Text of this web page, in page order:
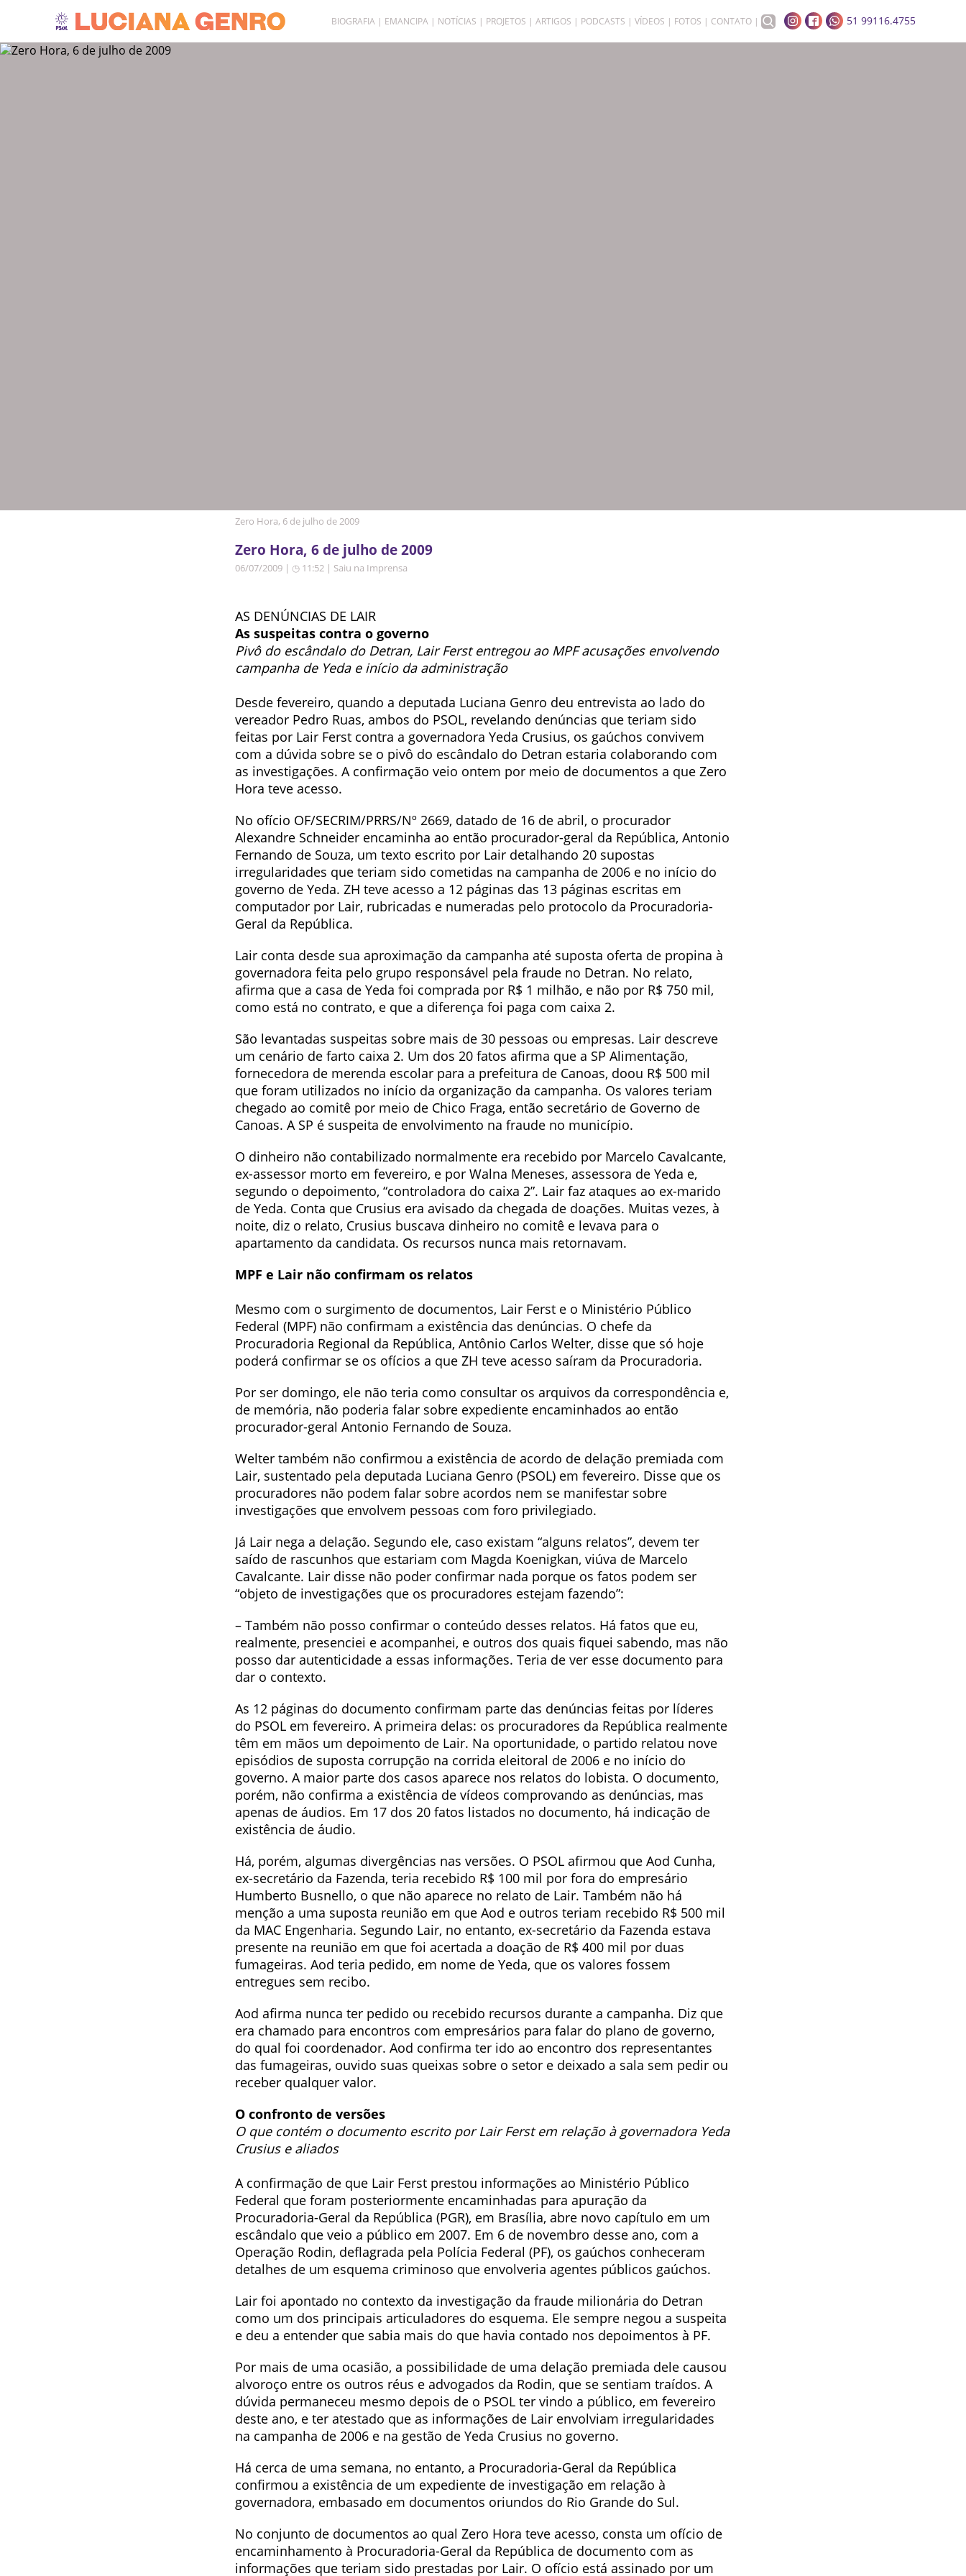
BIOGRAFIA EMANCIPA NOTÍCIAS PROJETOS ARTIGOS PODCASTS VÍDEOS FOTOS CONTATO 51 99116.4755
Zero Hora, 6 de julho de 2009
Zero Hora, 6 de julho de 2009
06/07/2009 | ◷ 11:52 | Saiu na Imprensa
AS DENÚNCIAS DE LAIR
As suspeitas contra o governo
Pivô do escândalo do Detran, Lair Ferst entregou ao MPF acusações envolvendo
campanha de Yeda e início da administração
Desde fevereiro, quando a deputada Luciana Genro deu entrevista ao lado do
vereador Pedro Ruas, ambos do PSOL, revelando denúncias que teriam sido
feitas por Lair Ferst contra a governadora Yeda Crusius, os gaúchos convivem
com a dúvida sobre se o pivô do escândalo do Detran estaria colaborando com
as investigações. A confirmação veio ontem por meio de documentos a que Zero
Hora teve acesso.
No ofício OF/SECRIM/PRRS/Nº 2669, datado de 16 de abril, o procurador
Alexandre Schneider encaminha ao então procurador-geral da República, Antonio
Fernando de Souza, um texto escrito por Lair detalhando 20 supostas
irregularidades que teriam sido cometidas na campanha de 2006 e no início do
governo de Yeda. ZH teve acesso a 12 páginas das 13 páginas escritas em
computador por Lair, rubricadas e numeradas pelo protocolo da Procuradoria-
Geral da República.
Lair conta desde sua aproximação da campanha até suposta oferta de propina à
governadora feita pelo grupo responsável pela fraude no Detran. No relato,
afirma que a casa de Yeda foi comprada por R$ 1 milhão, e não por R$ 750 mil,
como está no contrato, e que a diferença foi paga com caixa 2.
São levantadas suspeitas sobre mais de 30 pessoas ou empresas. Lair descreve
um cenário de farto caixa 2. Um dos 20 fatos afirma que a SP Alimentação,
fornecedora de merenda escolar para a prefeitura de Canoas, doou R$ 500 mil
que foram utilizados no início da organização da campanha. Os valores teriam
chegado ao comitê por meio de Chico Fraga, então secretário de Governo de
Canoas. A SP é suspeita de envolvimento na fraude no município.
O dinheiro não contabilizado normalmente era recebido por Marcelo Cavalcante,
ex-assessor morto em fevereiro, e por Walna Meneses, assessora de Yeda e,
segundo o depoimento, “controladora do caixa 2”. Lair faz ataques ao ex-marido
de Yeda. Conta que Crusius era avisado da chegada de doações. Muitas vezes, à
noite, diz o relato, Crusius buscava dinheiro no comitê e levava para o
apartamento da candidata. Os recursos nunca mais retornavam.
MPF e Lair não confirmam os relatos
Mesmo com o surgimento de documentos, Lair Ferst e o Ministério Público
Federal (MPF) não confirmam a existência das denúncias. O chefe da
Procuradoria Regional da República, Antônio Carlos Welter, disse que só hoje
poderá confirmar se os ofícios a que ZH teve acesso saíram da Procuradoria.
Por ser domingo, ele não teria como consultar os arquivos da correspondência e,
de memória, não poderia falar sobre expediente encaminhados ao então
procurador-geral Antonio Fernando de Souza.
Welter também não confirmou a existência de acordo de delação premiada com
Lair, sustentado pela deputada Luciana Genro (PSOL) em fevereiro. Disse que os
procuradores não podem falar sobre acordos nem se manifestar sobre
investigações que envolvem pessoas com foro privilegiado.
Já Lair nega a delação. Segundo ele, caso existam “alguns relatos”, devem ter
saído de rascunhos que estariam com Magda Koenigkan, viúva de Marcelo
Cavalcante. Lair disse não poder confirmar nada porque os fatos podem ser
“objeto de investigações que os procuradores estejam fazendo”:
– Também não posso confirmar o conteúdo desses relatos. Há fatos que eu,
realmente, presenciei e acompanhei, e outros dos quais fiquei sabendo, mas não
posso dar autenticidade a essas informações. Teria de ver esse documento para
dar o contexto.
As 12 páginas do documento confirmam parte das denúncias feitas por líderes
do PSOL em fevereiro. A primeira delas: os procuradores da República realmente
têm em mãos um depoimento de Lair. Na oportunidade, o partido relatou nove
episódios de suposta corrupção na corrida eleitoral de 2006 e no início do
governo. A maior parte dos casos aparece nos relatos do lobista. O documento,
porém, não confirma a existência de vídeos comprovando as denúncias, mas
apenas de áudios. Em 17 dos 20 fatos listados no documento, há indicação de
existência de áudio.
Há, porém, algumas divergências nas versões. O PSOL afirmou que Aod Cunha,
ex-secretário da Fazenda, teria recebido R$ 100 mil por fora do empresário
Humberto Busnello, o que não aparece no relato de Lair. Também não há
menção a uma suposta reunião em que Aod e outros teriam recebido R$ 500 mil
da MAC Engenharia. Segundo Lair, no entanto, ex-secretário da Fazenda estava
presente na reunião em que foi acertada a doação de R$ 400 mil por duas
fumageiras. Aod teria pedido, em nome de Yeda, que os valores fossem
entregues sem recibo.
Aod afirma nunca ter pedido ou recebido recursos durante a campanha. Diz que
era chamado para encontros com empresários para falar do plano de governo,
do qual foi coordenador. Aod confirma ter ido ao encontro dos representantes
das fumageiras, ouvido suas queixas sobre o setor e deixado a sala sem pedir ou
receber qualquer valor.
O confronto de versões
O que contém o documento escrito por Lair Ferst em relação à governadora Yeda
Crusius e aliados
A confirmação de que Lair Ferst prestou informações ao Ministério Público
Federal que foram posteriormente encaminhadas para apuração da
Procuradoria-Geral da República (PGR), em Brasília, abre novo capítulo em um
escândalo que veio a público em 2007. Em 6 de novembro desse ano, com a
Operação Rodin, deflagrada pela Polícia Federal (PF), os gaúchos conheceram
detalhes de um esquema criminoso que envolveria agentes públicos gaúchos.
Lair foi apontado no contexto da investigação da fraude milionária do Detran
como um dos principais articuladores do esquema. Ele sempre negou a suspeita
e deu a entender que sabia mais do que havia contado nos depoimentos à PF.
Por mais de uma ocasião, a possibilidade de uma delação premiada dele causou
alvoroço entre os outros réus e advogados da Rodin, que se sentiam traídos. A
dúvida permaneceu mesmo depois de o PSOL ter vindo a público, em fevereiro
deste ano, e ter atestado que as informações de Lair envolviam irregularidades
na campanha de 2006 e na gestão de Yeda Crusius no governo.
Há cerca de uma semana, no entanto, a Procuradoria-Geral da República
confirmou a existência de um expediente de investigação em relação à
governadora, embasado em documentos oriundos do Rio Grande do Sul.
No conjunto de documentos ao qual Zero Hora teve acesso, consta um ofício de
encaminhamento à Procuradoria-Geral da República de documento com as
informações que teriam sido prestadas por Lair. O ofício está assinado por um